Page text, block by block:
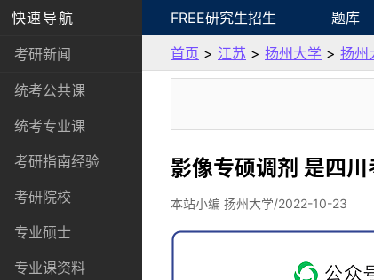
快速导航
考研新闻
统考公共课
统考专业课
考研指南经验
考研院校
专业硕士
专业课资料
FREE研究生招生 题库
首页 > 江苏 > 扬州大学 > 扬州
影像专硕调剂 是四
本站小编 扬州大学/2022-10-23